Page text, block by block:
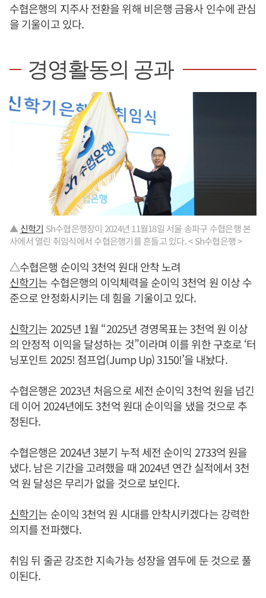
수협은행의 지주사 전환을 위해 비은행 금융사 인수에 관심
을 기울이고 있다.
경영활동의 공과
▲ 신학기 Sh수협은행장이 2024년 11월18일 서울 송파구 수협은행 본
사에서 열린 취임식에서 수협은행기를 흔들고 있다. < Sh수협은행 >
△수협은행 순이익 3천억 원대 안착 노려
신학기는 수협은행의 이익체력을 순이익 3천억 원 이상 수
준으로 안정화시키는 데 힘을 기울이고 있다.
신학기는 2025년 1월 “2025년 경영목표는 3천억 원 이상
의 안정적 이익을 달성하는 것”이라며 이를 위한 구호로 ‘터
닝포인트 2025! 점프업(Jump Up) 3150!’을 내놨다.
수협은행은 2023년 처음으로 세전 순이익 3천억 원을 넘긴
데 이어 2024년에도 3천억 원대 순이익을 냈을 것으로 추
정된다.
수협은행은 2024년 3분기 누적 세전 순이익 2733억 원을
냈다. 남은 기간을 고려했을 때 2024년 연간 실적에서 3천
억 원 달성은 무리가 없을 것으로 보인다.
신학기는 순이익 3천억 원 시대를 안착시키겠다는 강력한
의지를 전파했다.
취임 뒤 줄곧 강조한 지속가능 성장을 염두에 둔 것으로 풀
이된다.